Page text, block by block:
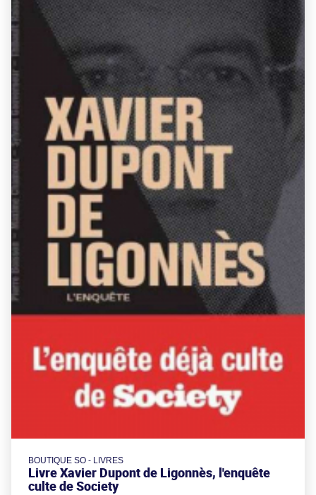
BOUTIQUE SO - LIVRES
Livre Xavier Dupont de Ligonnès, l'enquête
culte de Society